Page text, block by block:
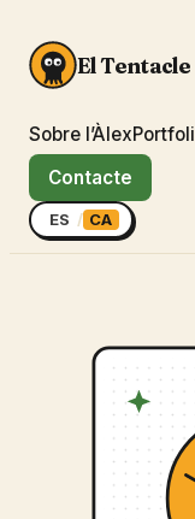
El Tentacle
Sobre l’ÀlexPortfoli
Contacte
ES / CA